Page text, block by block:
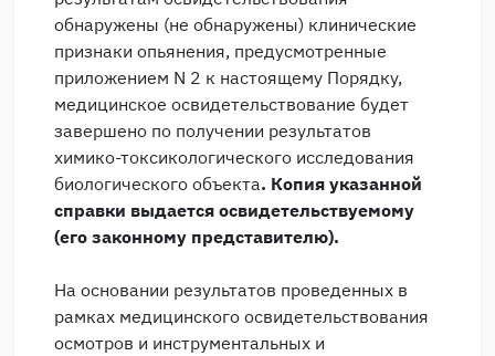
обнаружены (не обнаружены) клинические
признаки опьянения, предусмотренные
приложением N 2 к настоящему Порядку,
медицинское освидетельствование будет
завершено по получении результатов
химико-токсикологического исследования
биологического объекта. Копия указанной
справки выдается освидетельствуемому
(его законному представителю).
На основании результатов проведенных в
рамках медицинского освидетельствования
осмотров и инструментальных и